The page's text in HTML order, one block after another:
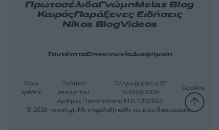
ΠρωτοσέλιδαΓνώμηMelas Blog
ΚαιρόςΠαράξενες Ειδήσεις
Nikos BlogVideos
ΤαυτότηταΕπικοινωνίαΔιαφήμιση
Αριθμός Πιστοποίησης Μ.Η.Τ.232163
Όροι
χρήσης
Πολιτική
απορρήτου
Πληροφορίες α.27
Ν.5253/2025
Cookies
© 2026 newsit.gr. Με επιφύλαξη κάθε νομίμου δικαιώματος.